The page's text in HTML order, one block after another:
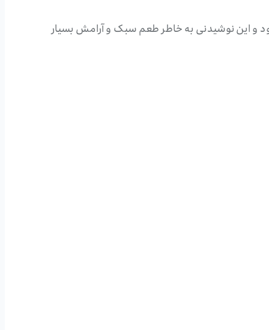
و این نوشیدنی به خاطر طعم سبک و آرامش بسیار